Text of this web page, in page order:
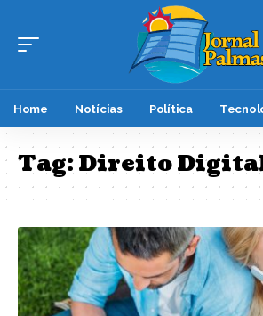
Home Notícias Política
Tag:Direito